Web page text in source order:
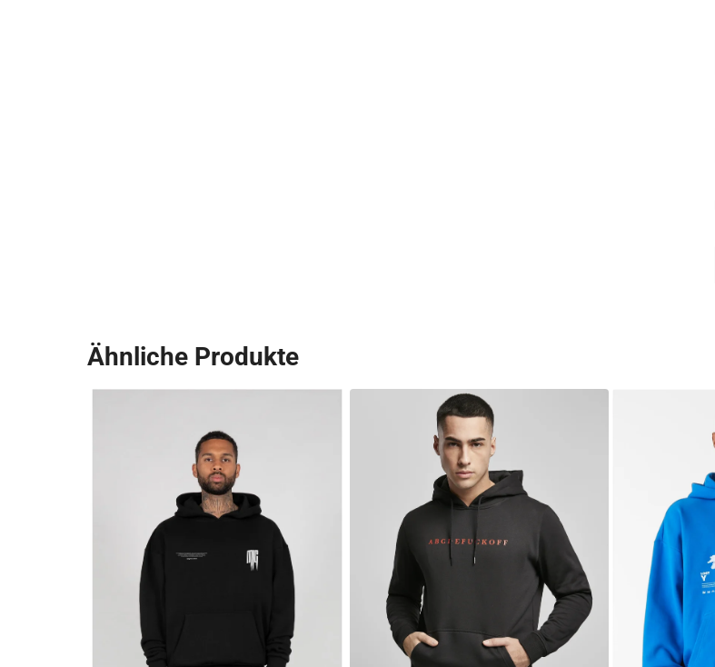
Ähnliche Produkte